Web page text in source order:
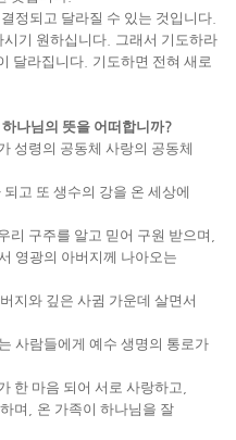
정되고 달라질 수 있는 것입니다
기 원하십니다
그래서 기도하라
달라집니다 기도하면 전혀 새로
하나님의 뜻을 어떠합니까?
성령의 공동체 사랑의 공동체
고 또 생수의 강을 온 세상에
리 구주를 알고 믿어 구원 받으며
영광의 아버지께 나아오는
지와 깊은 사귐 가운데 살면서
사람들에게 예수 생명의 통로가
한 마음 되어 서로 사랑하고
며
온 가족이 하나님을 잘